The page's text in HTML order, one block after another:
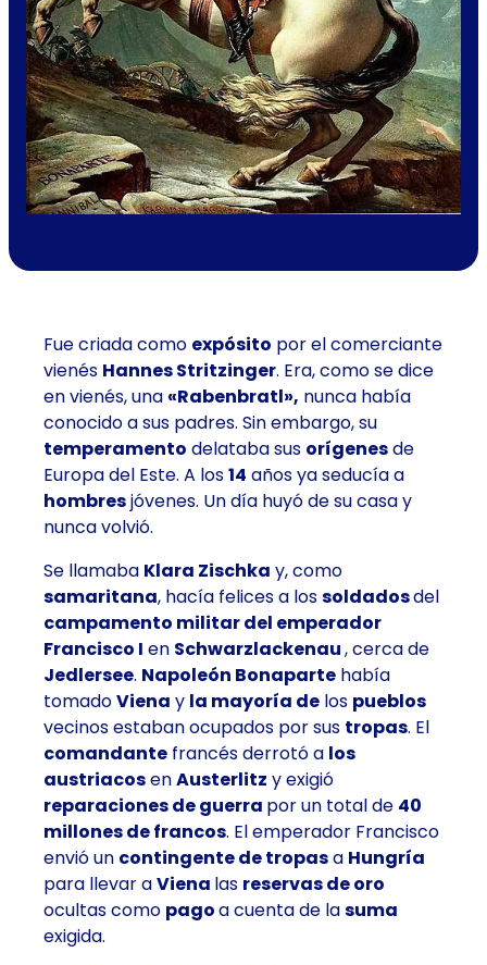
Fue criada como expósito por el comerciante
vienés Hannes Stritzinger. Era, como se dice
en vienés, una «Rabenbratl», nunca había
conocido a sus padres. Sin embargo, su
temperamento delataba sus orígenesde
Europa del Este. A los14 años ya seducía a
hombresjóvenes. Un día huyó de su casa y
nunca volvió.
Se llamaba Klara Zischka y, como
samaritana, hacía felices a lossoldadosdel
campamento militar del emperador
Francisco I en Schwarzlackenau, cerca de
Jedlersee. Napoleón Bonaparte había
tomadoViena y la mayoría de los pueblos
vecinos estaban ocupados por sus tropas. El
comandante francés derrotó a los
austriacosenAusterlitz y exigió
reparaciones de guerra por un total de 40
millones de francos. El emperador Francisco
envió un contingente de tropasa Hungría
para llevar aViena las reservas de oro
ocultas como pagoa cuenta de lasuma
exigida.